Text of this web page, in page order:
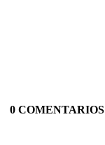
0 COMENTARIOS